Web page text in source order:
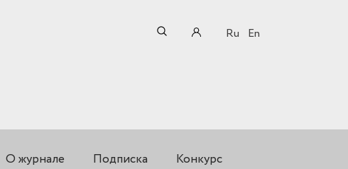
Ru En
О журнале Подписка Конкурс